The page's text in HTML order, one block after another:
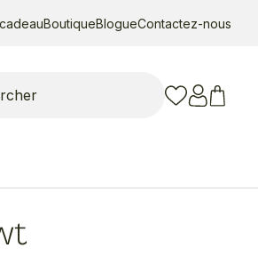
BoutiqueBlogueContactez-nous